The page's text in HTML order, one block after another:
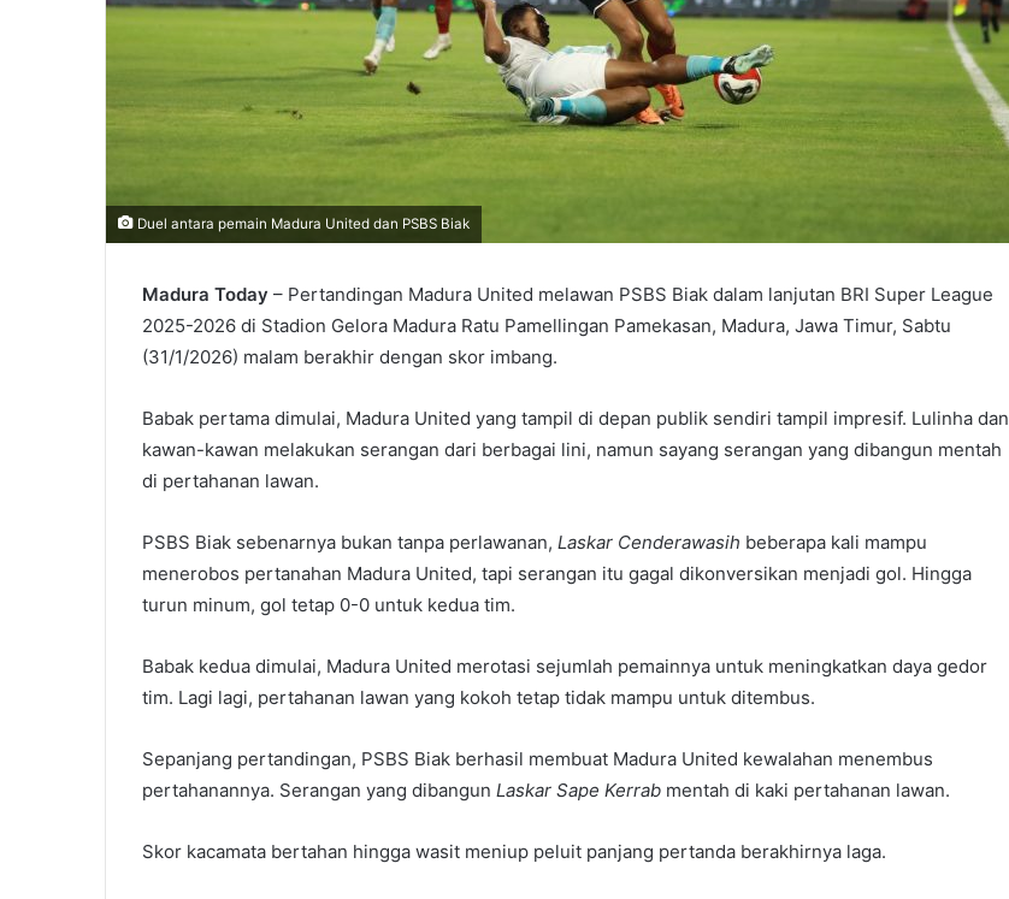
Duel antara pemain Madura United dan PSBS Biak
Madura Today – Pertandingan Madura United melawan PSBS Biak dalam lanjutan BRI Super League
2025-2026 di Stadion Gelora Madura Ratu Pamellingan Pamekasan, Madura, Jawa Timur, Sabtu
(31/1/2026) malam berakhir dengan skor imbang.
Babak pertama dimulai, Madura United yang tampil di depan publik sendiri tampil impresif. Lulinha dan
kawan-kawan melakukan serangan dari berbagai lini, namun sayang serangan yang dibangun mentah
di pertahanan lawan.
PSBS Biak sebenarnya bukan tanpa perlawanan, Laskar Cenderawasih beberapa kali mampu
menerobos pertanahan Madura United, tapi serangan itu gagal dikonversikan menjadi gol. Hingga
turun minum, gol tetap 0-0 untuk kedua tim.
Babak kedua dimulai, Madura United merotasi sejumlah pemainnya untuk meningkatkan daya gedor
tim. Lagi lagi, pertahanan lawan yang kokoh tetap tidak mampu untuk ditembus.
Sepanjang pertandingan, PSBS Biak berhasil membuat Madura United kewalahan menembus
pertahanannya. Serangan yang dibangun Laskar Sape Kerrab mentah di kaki pertahanan lawan.
Skor kacamata bertahan hingga wasit meniup peluit panjang pertanda berakhirnya laga.